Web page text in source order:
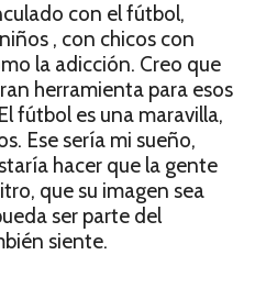
con el fútbol,
, con chicos con
la adicción. Creo que
herramienta para esos
fútbol es una maravilla,
Ese sería mi sueño,
hacer que la gente
que su imagen sea
ser parte del
siente.